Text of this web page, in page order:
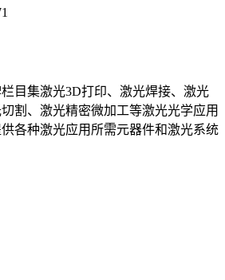
目集激光3D打印、激光焊接、激光
割、激光精密微加工等激光光学应用
各种激光应用所需元器件和激光系统